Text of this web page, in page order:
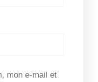
mon e-mail et